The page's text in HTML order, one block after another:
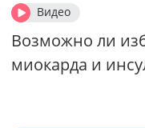
Видео
Возможно ли
миокарда и